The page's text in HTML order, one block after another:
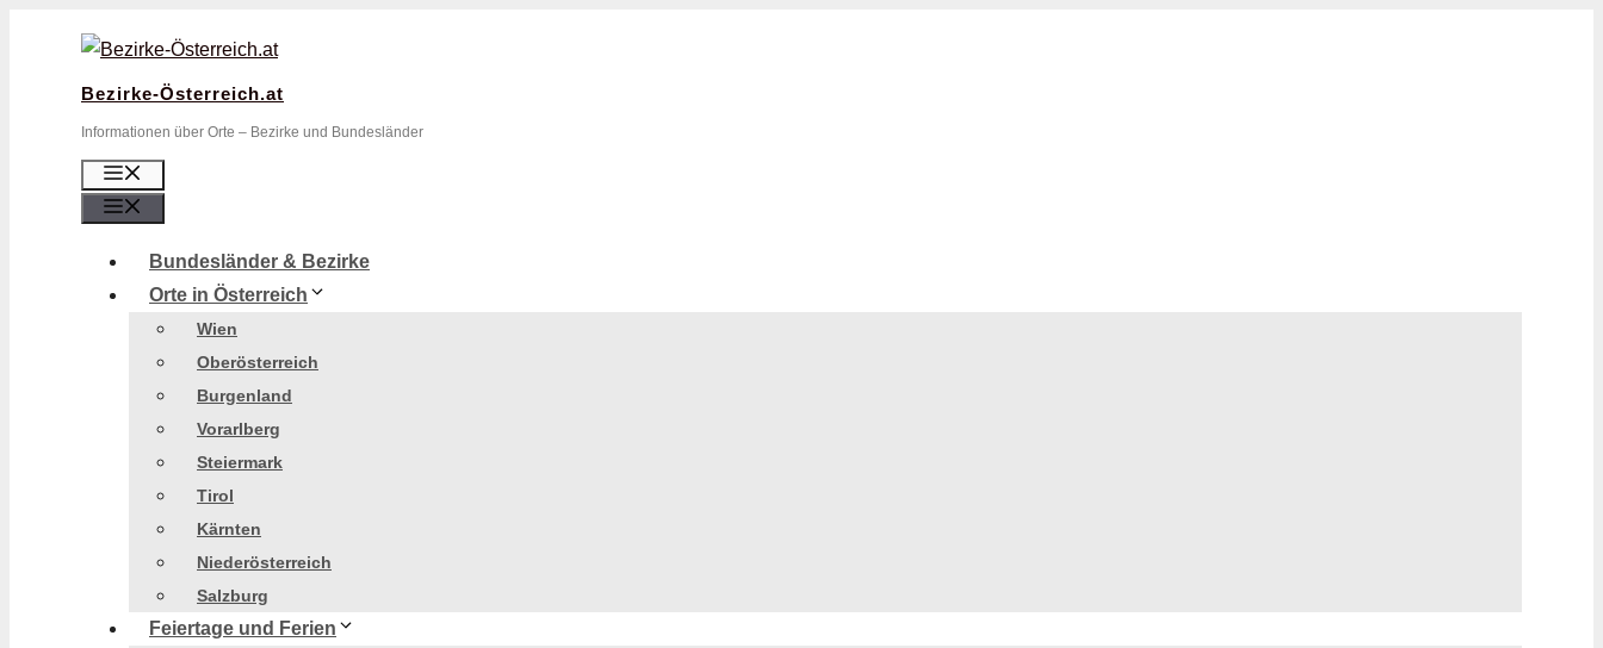
Bezirke-Österreich.at
Informationen über Orte – Bezirke und Bundesländer
Bundesländer & Bezirke
Orte in Österreich
Wien
Oberösterreich
Burgenland
Vorarlberg
Steiermark
Tirol
Kärnten
Niederösterreich
Salzburg
Feiertage und Ferien